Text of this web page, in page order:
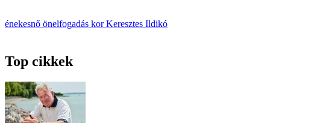
énekesnő önelfogadás korKeresztes Ildikó
Top cikkek